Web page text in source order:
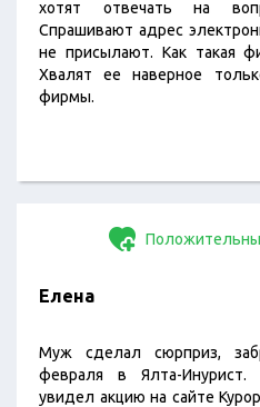
хотят отвечать на
Спрашивают адрес
не присылают. Как такая
Хвалят ее наверное
фирмы.
Елена
Муж сделал сюрприз,
февраля в Ялта-Инурист.
увидел акцию на сайте